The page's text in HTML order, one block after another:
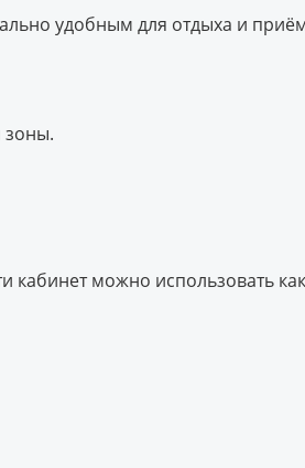
удобным для отдыха и
зоны.
можно использовать